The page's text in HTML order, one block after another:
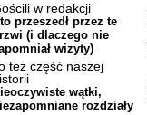
w redakcji
przeszedł przez te
(i dlaczego nie
wizyty)
też część naszej
wątki,
rozdziały